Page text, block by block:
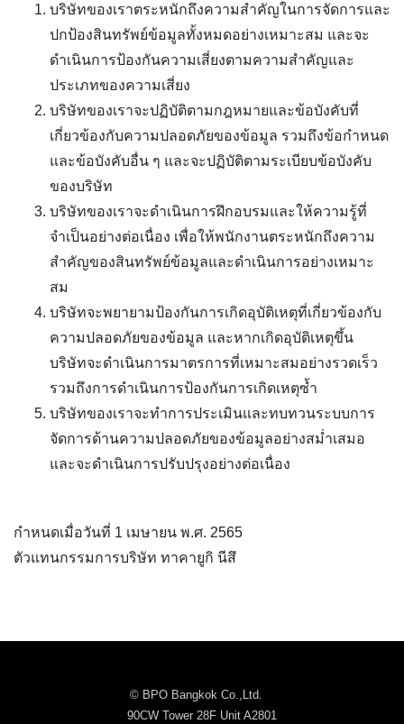
บริษัทของเราตระหนักถึงความสำคัญในการจัดการและ
ปกป้องสินทรัพย์ข้อมูลทั้งหมดอย่างเหมาะสม และจะ
ดำเนินการป้องกันความเสี่ยงตามความสำคัญและ
ประเภทของความเสี่ยง
บริษัทของเราจะปฏิบัติตามกฎหมายและข้อบังคับที่
เกี่ยวข้องกับความปลอดภัยของข้อมูล รวมถึงข้อกำหนด
และข้อบังคับอื่น ๆ และจะปฏิบัติตามระเบียบข้อบังคับ
ของบริษัท
บริษัทของเราจะดำเนินการฝึกอบรมและให้ความรู้ที่
จำเป็นอย่างต่อเนื่อง เพื่อให้พนักงานตระหนักถึงความ
สำคัญของสินทรัพย์ข้อมูลและดำเนินการอย่างเหมาะ
สม
บริษัทจะพยายามป้องกันการเกิดอุบัติเหตุที่เกี่ยวข้องกับ
ความปลอดภัยของข้อมูล และหากเกิดอุบัติเหตุขึ้น
บริษัทจะดำเนินการมาตรการที่เหมาะสมอย่างรวดเร็ว
รวมถึงการดำเนินการป้องกันการเกิดเหตุซ้ำ
บริษัทของเราจะทำการประเมินและทบทวนระบบการ
จัดการด้านความปลอดภัยของข้อมูลอย่างสม่ำเสมอ
และจะดำเนินการปรับปรุงอย่างต่อเนื่อง
กำหนดเมื่อวันที่ 1 เมษายน พ.ศ. 2565
ตัวแทนกรรมการบริษัท ทาคายูกิ นีสึ
© BPO Bangkok Co.,Ltd.
90CW Tower 28F Unit A2801